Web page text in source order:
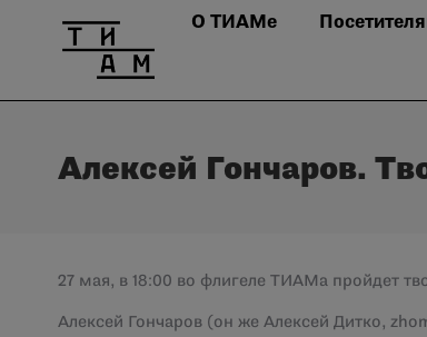
О ТИАМе
Алексей Гончаров.
27 мая, в 18:00 во флигеле ТИАМа пройдет
Алексей Гончаров (он же Алексей Дитко,